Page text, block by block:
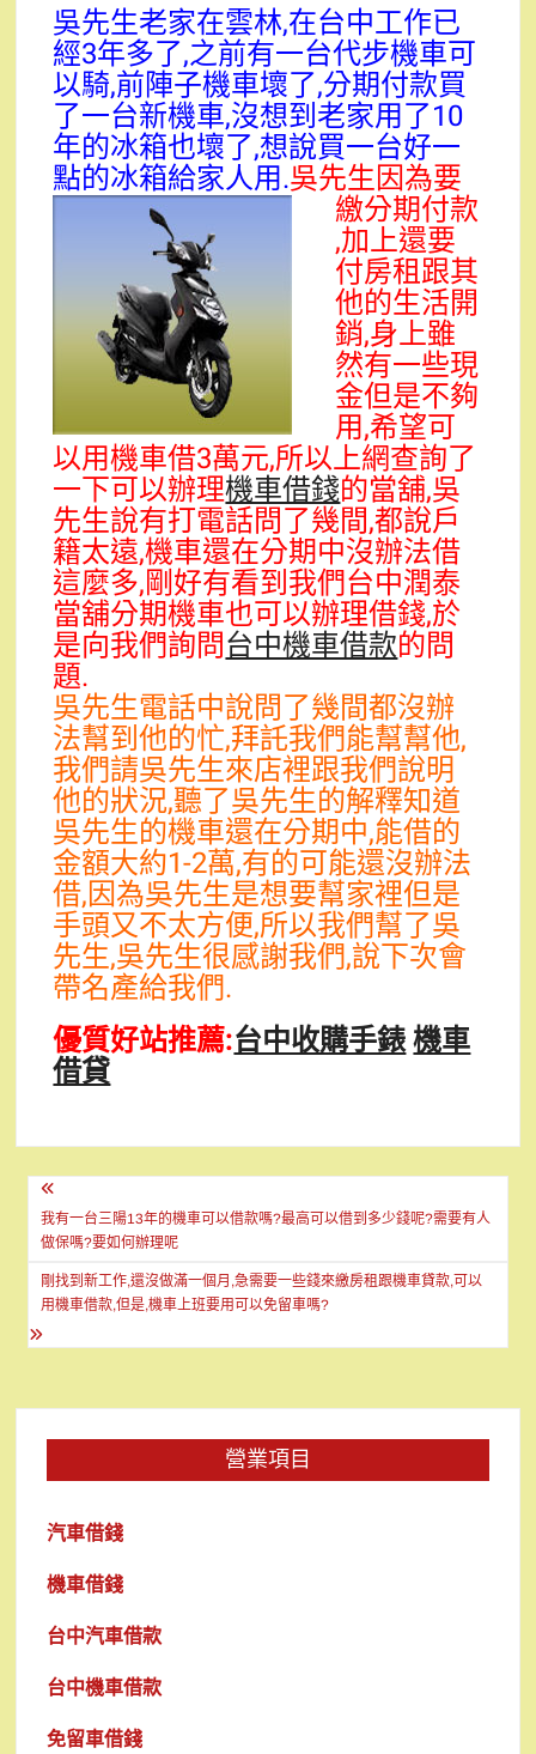
吳先生老家在雲林,在台中工作已
經3年多了,之前有一台代步機車可
以騎,前陣子機車壞了,分期付款買
了一台新機車,沒想到老家用了10
年的冰箱也壞了,想說買一台好一
點的冰箱給家人用.吳先生因為要
繳分期付款
,加上還要
付房租跟其
他的生活開
銷,身上雖
然有一些現
金但是不夠
用,希望可
以用機車借3萬元,所以上網查詢了
一下可以辦理機車借錢的當舖,吳
先生說有打電話問了幾間,都說戶
籍太遠,機車還在分期中沒辦法借
這麼多,剛好有看到我們台中潤泰
當舖分期機車也可以辦理借錢,於
是向我們詢問台中機車借款的問
題.
吳先生電話中說問了幾間都沒辦
法幫到他的忙,拜託我們能幫幫他,
我們請吳先生來店裡跟我們說明
他的狀況,聽了吳先生的解釋知道
吳先生的機車還在分期中,能借的
金額大約1-2萬,有的可能還沒辦法
借,因為吳先生是想要幫家裡但是
手頭又不太方便,所以我們幫了吳
先生,吳先生很感謝我們,說下次會
帶名產給我們.
優質好站推薦:台中收購手錶機車
借貸
文
章
導
覽
我有一台三陽13年的機車可以借款嗎?最高可以借到多少錢呢?需要有人
做保嗎?要如何辦理呢
剛找到新工作,還沒做滿一個月,急需要一些錢來繳房租跟機車貸款,可以
用機車借款,但是,機車上班要用可以免留車嗎?
營業項目
汽車借錢
機車借錢
台中汽車借款
台中機車借款
免留車借錢